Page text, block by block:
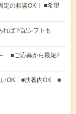
定の相談OK！ ■希望
ば下記シフトも
■ご応募から最短2
いOK ■扶養内OK ■